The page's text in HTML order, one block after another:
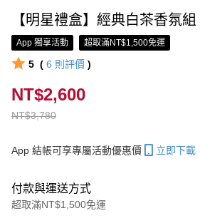
【明星禮盒】經典白茶香氛組
App 獨享活動 超取滿NT$1,500免運
5 ( 6 則評價 )
NT$3,780
NT$2,600
App 結帳可享專屬活動優惠價 立即下載
付款與運送方式
超取滿NT$1,500免運